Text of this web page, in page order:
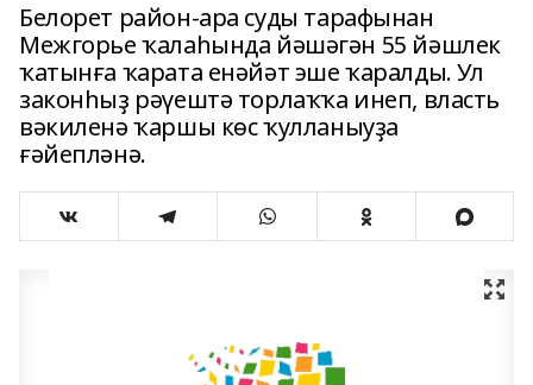
Белорет район-ара суды тарафынан
Межгорье ҡалаһында йәшәгән 55 йәшлек
ҡатынға ҡарата енәйәт эше ҡаралды. Ул
законһыҙ рәүештә торлаҡҡа инеп, власть
вәкиленә ҡаршы көс ҡулланыуҙа
ғәйепләнә.